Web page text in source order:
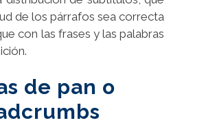
de los párrafos sea correcta
con las frases y las palabras
de pan o